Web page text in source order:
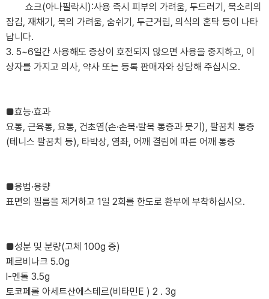
쇼크(아나필락시):사용 즉시 피부의 가려움, 두드러기, 목소리의
잠김, 재채기, 목의 가려움, 숨쉬기, 두근거림, 의식의 혼탁 등이 나타
납니다.
3. 5~6일간 사용해도 증상이 호전되지 않으면 사용을 중지하고, 이
상자를 가지고 의사, 약사 또는 등록 판매자와 상담해 주십시오.
■효능·효과
요통, 근육통, 요통, 건초염(손·손목·발목 통증과 붓기), 팔꿈치 통증
(테니스 팔꿈치 등), 타박상, 염좌, 어깨 결림에 따른 어깨 통증
■용법·용량
표면의 필름을 제거하고 1일 2회를 한도로 환부에 부착하십시오.
■성분 및 분량(고체 100g 중)
페르비나크 5.0g
l-멘톨 3.5g
토코페롤 아세트산에스테르(비타민E ) 2 . 3g